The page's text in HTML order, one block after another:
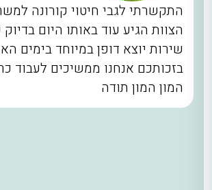
התקשרתי לגבי חיטוי קורונה
הצוות הגיע עוד באותו היום
שירות יוצא דופן במיוחד בימים
בזכותכם אנחנו ממשיכים לעבוד
המון המון תודה